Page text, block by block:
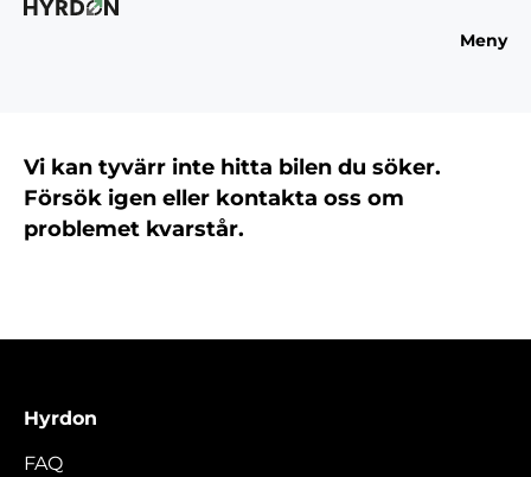
Meny
Vi kan tyvärr inte hitta bilen du söker.
Försök igen eller kontakta oss om
problemet kvarstår.
Hyrdon
FAQ